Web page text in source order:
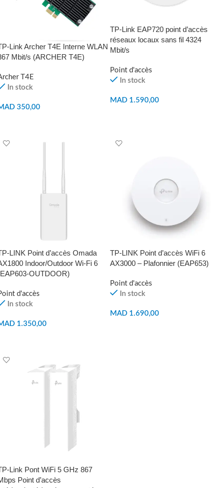
Link Archer T4E Interne WLAN
Mbit/s (ARCHER T4E)
T4E
In stock
350,00
TP-Link EAP720 point d’accès
réseaux locaux sans fil 4324
Mbit/s
Point d'accès
In stock
MAD 1.590,00
LINK Point d’accès Omada
Indoor/Outdoor Wi-Fi 6
OUTDOOR)
d'accès
In stock
1.350,00
TP-LINK Point d’accès WiFi 6
AX3000 – Plafonnier (EAP653)
Point d'accès
In stock
MAD 1.690,00
Link Pont WiFi 5 GHz 867
Point d’accès